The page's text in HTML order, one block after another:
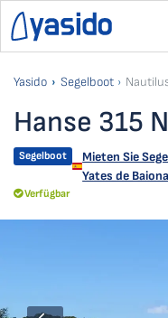
Yasido Segelboot
Hanse 315
Segelboot Mieten Sie
Yates de
Verfügbar